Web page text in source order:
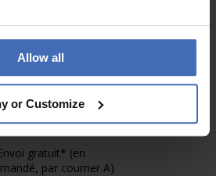
Allow all
or Customize
gratuit* (en
par courrier A)